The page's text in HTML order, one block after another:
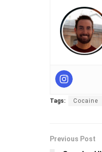
Tags: Cocaine
Previous Post